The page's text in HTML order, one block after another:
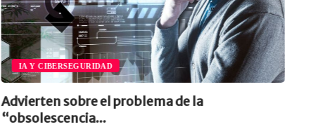
IA Y CIBERSEGURIDAD
Advierten sobre el problema de la
“obsolescencia...